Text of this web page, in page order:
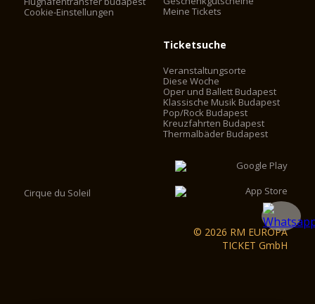
Cookie-Einstellungen
Meine Tickets
Ticketsuche
Veranstaltungsorte
Diese Woche
Oper und Ballett Budapest
Klassische Musik Budapest
Pop/Rock Budapest
Kreuzfahrten Budapest
Thermalbäder Budapest
Cirque du Soleil
© 2026 RM EUROPA
TICKET GmbH